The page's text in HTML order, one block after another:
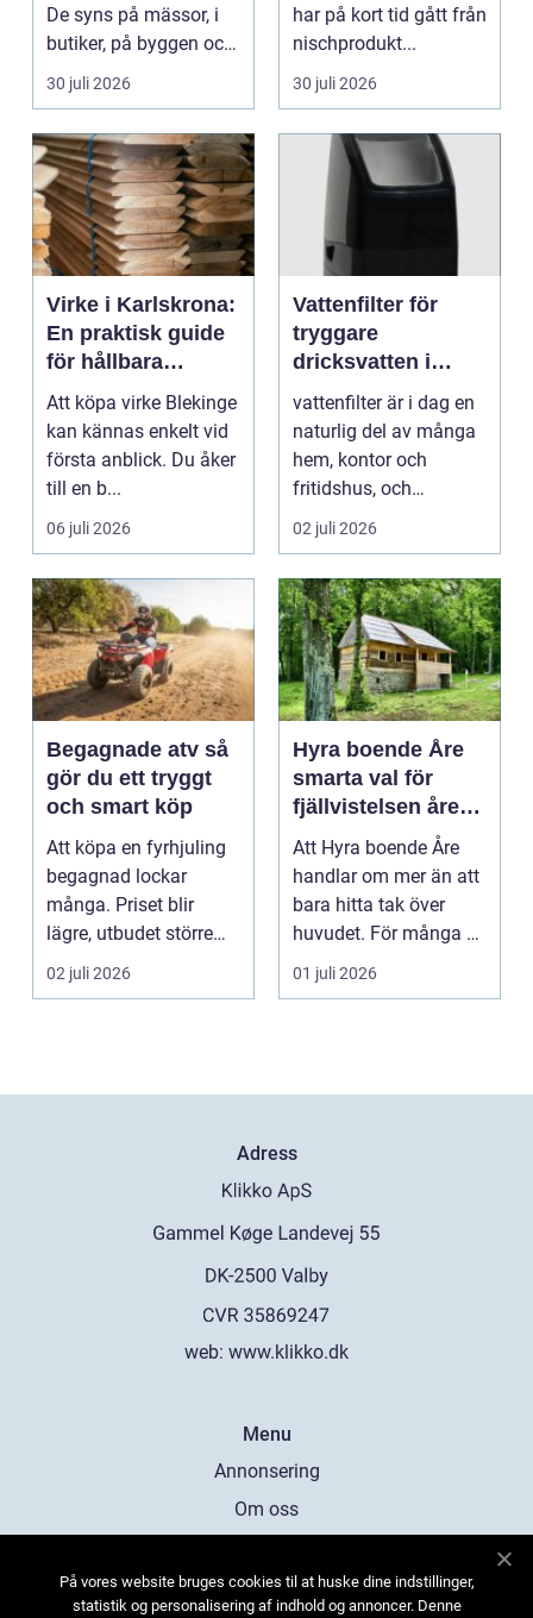
De syns på mässor, i
butiker, på byggen och
längs v...
30 juli 2026
har på kort tid gått från
nischprodukt...
30 juli 2026
Virke i Karlskrona:
En praktisk guide
för hållbara
byggprojekt
Att köpa virke Blekinge
kan kännas enkelt vid
första anblick. Du åker
till en b...
06 juli 2026
Vattenfilter för
tryggare
dricksvatten i
vardagen
vattenfilter är i dag en
naturlig del av många
hem, kontor och
fritidshus, och
intresset ökar för va...
02 juli 2026
Begagnade atv så
gör du ett tryggt
och smart köp
Att köpa en fyrhjuling
begagnad lockar
många. Priset blir
lägre, utbudet större
och du kan ofta få e...
02 juli 2026
Hyra boende Åre
smarta val för
fjällvistelsen året
runt
Att Hyra boende Åre
handlar om mer än att
bara hitta tak över
huvudet. För många är
boendet själva n...
01 juli 2026
Adress
web: www.klikko.dk
Menu
Annonsering
Om oss
Kontakta oss
På vores website bruges cookies til at huske dine indstillinger,
statistik og personalisering af indhold og annoncer. Denne